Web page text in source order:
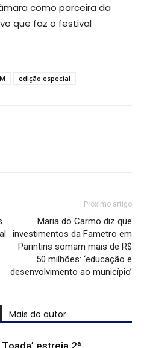
como parceira da
que faz o festival
edição especial
Próximo artigo
Maria do Carmo diz que
investimentos da Fametro em
Parintins somam mais de R$
50 milhões: ‘educação e
desenvolvimento ao município’
Mais do autor
Toada’ estreia 2ª